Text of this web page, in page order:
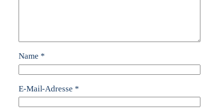
Name *
E-Mail-Adresse *